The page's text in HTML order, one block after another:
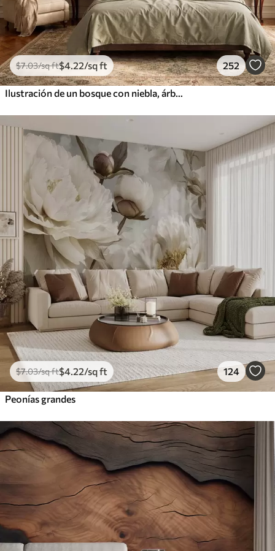
$7.03/sq ft$4.22/sq ft 252
Ilustración de un bosque con niebla, árboles altos y un sendero.
$7.03/sq ft$4.22/sq ft 124
Peonías grandes